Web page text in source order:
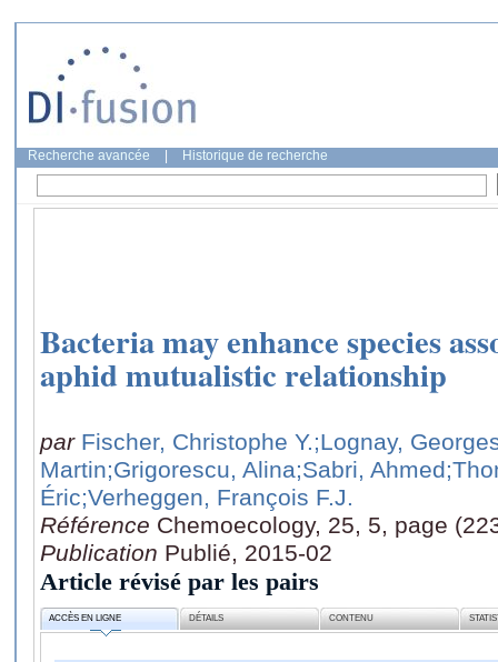
Recherche avancée Historique de recherche
Bacteria may enhance species
aphid mutualistic relationship
par Fischer, Christophe Y.;Lognay,
Martin;Grigorescu, Alina;Sabri, Ahmed
Éric;Verheggen, François F.J.
Référence Chemoecology, 25, 5, page
Publication Publié, 2015-02
Article révisé par les pairs
ACCÈS EN LIGNE DÉTAILS CONTENU